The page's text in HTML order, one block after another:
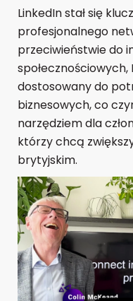
LinkedIn stał się
profesjonalnego
przeciwieństwie do
dostosowany do
biznesowych, co
narzędziem dla
którzy chcą
brytyjskim.